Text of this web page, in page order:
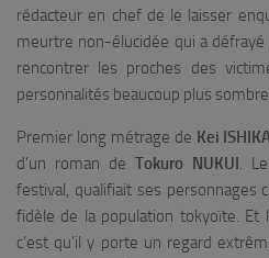
rédacteur en chef de le laisser
meurtre non-élucidée qui a
rencontrer les proches des
personnalités beaucoup plus
Premier long métrage de Kei
d’un roman de Tokuro NUKUI.
festival, qualifiait ses personnages
fidèle de la population tokyoïte. Et
c’est qu’il y porte un regard